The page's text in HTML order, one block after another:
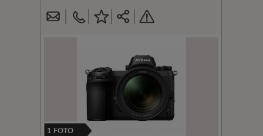
1 FOTO